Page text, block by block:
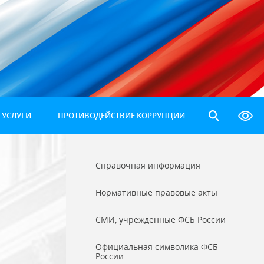
ПРОТИВОДЕЙСТВИЕ КОРРУПЦИИ
Справочная информация
Нормативные правовые акты
СМИ, учреждённые ФСБ России
Официальная символика ФСБ
России